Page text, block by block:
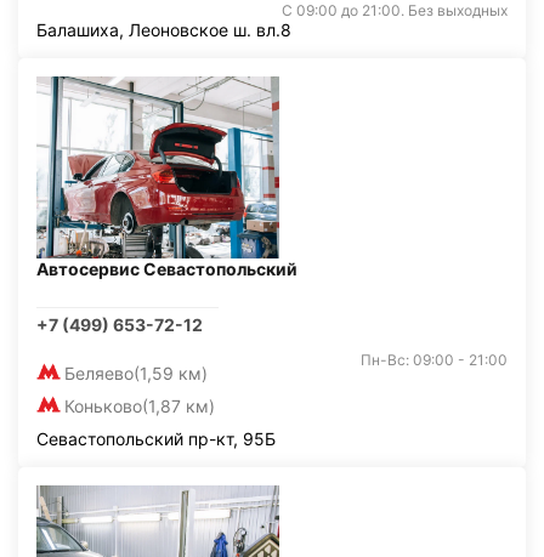
С 09:00 до 21:00. Без выходных
Балашиха, Леоновское ш. вл.8
Автосервис Севастопольский
+7 (499) 653-72-12
Беляево(1,59 км)
Коньково(1,87 км)
Пн-Вс: 09:00 - 21:00
Севастопольский пр-кт, 95Б